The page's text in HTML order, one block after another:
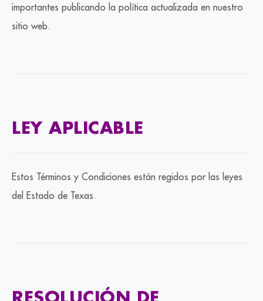
importantes publicando la política actualizada en nuestro
sitio web.
LEY APLICABLE
Estos Términos y Condiciones están regidos por las leyes
del Estado de Texas.
RESOLUCIÓN DE